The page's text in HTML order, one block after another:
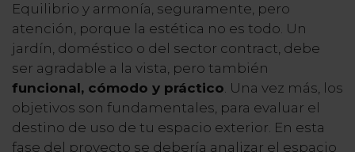
Equilibrio y armonía, seguramente, pero
atención, porque la estética no es todo. Un
jardín, doméstico o del sector contract, debe
ser agradable a la vista, pero también
funcional, cómodo y práctico. Una vez más, los
objetivos son fundamentales, para evaluar el
destino de uso de tu espacio exterior. En esta
fase del proyecto se debería analizar el espacio